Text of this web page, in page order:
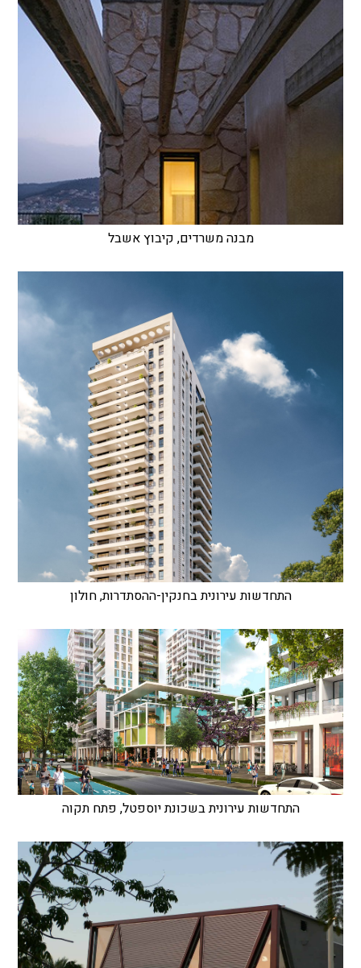
מבנה משרדים, קיבוץ אשבל
התחדשות עירונית בחנקין-ההסתדרות, חולון
התחדשות עירונית בשכונת יוספטל, פתח תקוה